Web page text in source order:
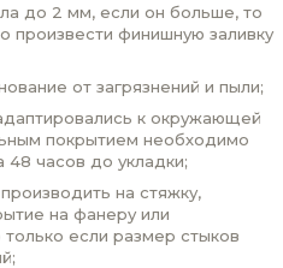
до 2 мм, если он больше, то
произвести финишную заливку
от загрязнений и пыли;
к окружающей
покрытием необходимо
часов до укладки;
на стяжку,
на фанеру или
если размер стыков